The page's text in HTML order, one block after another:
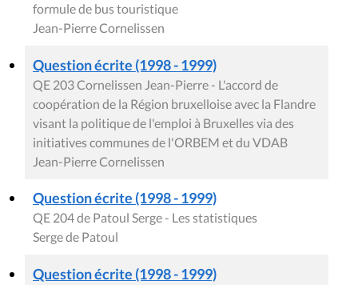
formule de bus touristique
Jean-Pierre Cornelissen
Question écrite (1998 - 1999)
QE 203 Cornelissen Jean-Pierre - L'accord de
coopération de la Région bruxelloise avec la Flandre
visant la politique de l'emploi à Bruxelles via des
initiatives communes de l'ORBEM et du VDAB
Jean-Pierre Cornelissen
Question écrite (1998 - 1999)
QE 204 de Patoul Serge - Les statistiques
Serge de Patoul
Question écrite (1998 - 1999)